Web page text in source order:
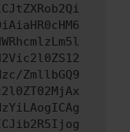
ZmllbGQ9